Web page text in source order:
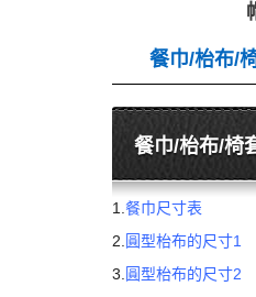
餐巾/枱布/
餐巾/枱布/椅
1. 餐巾尺寸表
2. 圓型枱布的尺寸1
3. 圓型枱布的尺寸2